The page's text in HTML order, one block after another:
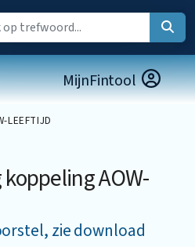
MijnFintool
LEEFTIJD
AOW-
zie download